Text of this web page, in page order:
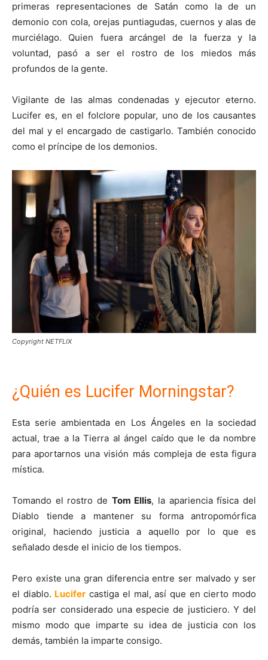
primeras representaciones de Satán como la de un
demonio con cola, orejas puntiagudas, cuernos y alas de
murciélago. Quien fuera arcángel de la fuerza y la
voluntad, pasó a ser el rostro de los miedos más
profundos de la gente.
Vigilante de las almas condenadas y ejecutor eterno.
Lucifer es, en el folclore popular, uno de los causantes
del mal y el encargado de castigarlo. También conocido
como el príncipe de los demonios.
Copyright NETFLIX
¿Quién es Lucifer Morningstar?
Esta serie ambientada en Los Ángeles en la sociedad
actual, trae a la Tierra al ángel caído que le da nombre
para aportarnos una visión más compleja de esta figura
mística.
Tomando el rostro de Tom Ellis, la apariencia física del
Diablo tiende a mantener su forma antropomórfica
original, haciendo justicia a aquello por lo que es
señalado desde el inicio de los tiempos.
Pero existe una gran diferencia entre ser malvado y ser
el diablo. Lucifer castiga el mal, así que en cierto modo
podría ser considerado una especie de justiciero. Y del
mismo modo que imparte su idea de justicia con los
demás, también la imparte consigo.